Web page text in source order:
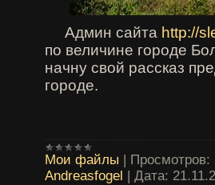
Админ сайта http://
по величине городе
начну свой рассказ
городе.
Мои файлы Просмотров:
Andreasfogel
Дата: